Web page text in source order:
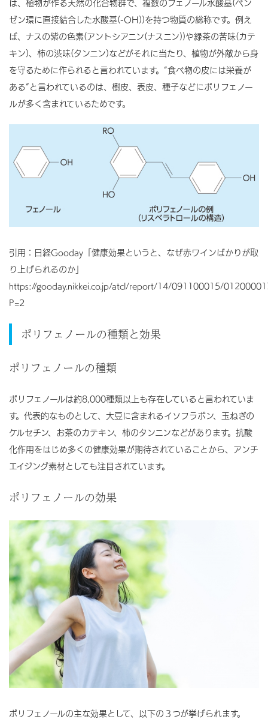
は、植物が作る天然の化合物群で、複数のフェノール水酸基(ベン
ゼン環に直接結合した水酸基(-OH))を持つ物質の総称です。例え
ば、ナスの紫の色素(アントシアニン(ナスニン))や緑茶の苦味(カテ
キン)、柿の渋味(タンニン)などがそれに当たり、植物が外敵から身
を守るために作られると言われています。”食べ物の皮には栄養が
ある”と言われているのは、樹皮、表皮、種子などにポリフェノー
ルが多く含まれているためです。
引用：日経Gooday「健康効果というと、なぜ赤ワインばかりが取
り上げられるのか」
https://gooday.nikkei.co.jp/atcl/report/14/091100015/
P=2
ポリフェノールの種類と効果
ポリフェノールの種類
ポリフェノールは約8,000種類以上も存在していると言われていま
す。代表的なものとして、大豆に含まれるイソフラボン、玉ねぎの
ケルセチン、お茶のカテキン、柿のタンニンなどがあります。抗酸
化作用をはじめ多くの健康効果が期待されていることから、アンチ
エイジング素材としても注目されています。
ポリフェノールの効果
ポリフェノールの主な効果として、以下の３つが挙げられます。